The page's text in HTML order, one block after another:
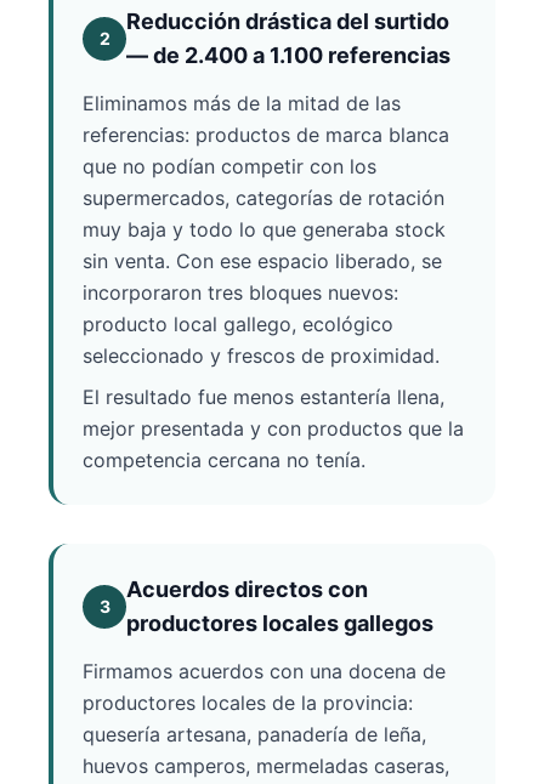
2
Reducción drástica del surtido
— de 2.400 a 1.100 referencias
Eliminamos más de la mitad de las
referencias: productos de marca blanca
que no podían competir con los
supermercados, categorías de rotación
muy baja y todo lo que generaba stock
sin venta. Con ese espacio liberado, se
incorporaron tres bloques nuevos:
producto local gallego, ecológico
seleccionado y frescos de proximidad.
El resultado fue menos estantería llena,
mejor presentada y con productos que la
competencia cercana no tenía.
3
Acuerdos directos con
productores locales gallegos
Firmamos acuerdos con una docena de
productores locales de la provincia:
quesería artesana, panadería de leña,
huevos camperos, mermeladas caseras,